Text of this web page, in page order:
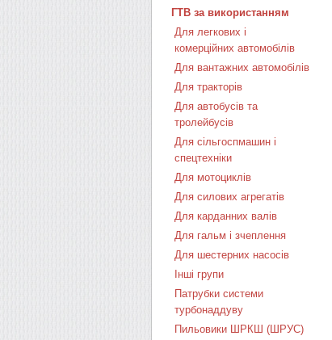
ГТВ за використанням
Для легкових і
комерційних автомобілів
Для вантажних автомобілів
Для тракторів
Для автобусів та
тролейбусів
Для сільгоспмашин і
спецтехніки
Для мотоциклів
Для силових агрегатів
Для карданних валів
Для гальм і зчеплення
Для шестерних насосів
Інші групи
Патрубки системи
турбонаддуву
Пильовики ШРКШ (ШРУС)